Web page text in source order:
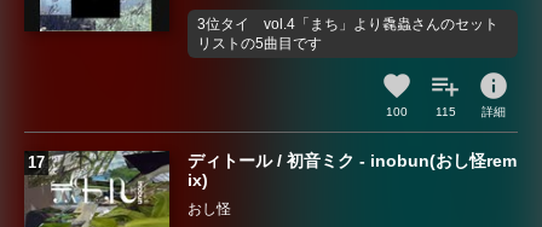
3位タイ vol.4「まち」より毳蟲さんのセット
リストの5曲目です
100 115
info
詳細
ディトール / 初音ミク - inobun(おし怪rem
ix)
おし怪